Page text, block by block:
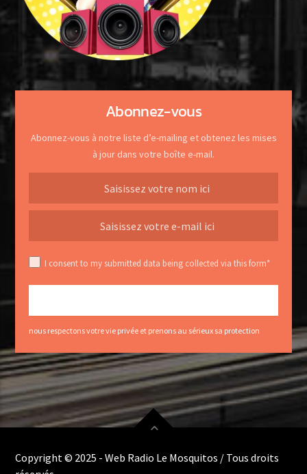
Abonnez-vous
Abonnez-vous à notre liste d’e-mailing et obtenez les mises
à jour dans votre boîte e-mail.
I consent to my submitted data being collected via this form*
nous respectons votre vie privée et prenons au sérieux sa protection
Copyright © 2025 - Web Radio Le Mosquitos / Tous droits